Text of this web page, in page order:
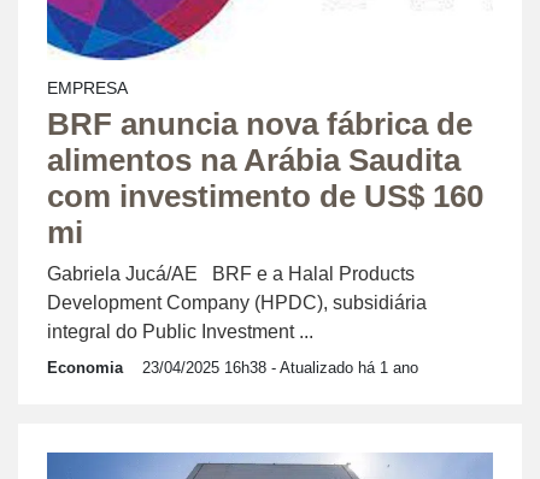
EMPRESA
BRF anuncia nova fábrica de
alimentos na Arábia Saudita
com investimento de US$ 160
mi
Gabriela Jucá/AE BRF e a Halal Products
Development Company (HPDC), subsidiária
integral do Public Investment ...
Economia 23/04/2025 16h38 - Atualizado há 1 ano